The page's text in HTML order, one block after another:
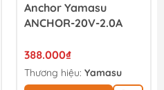
Anchor Yamasu
ANCHOR-20V-2.0A
388.000₫
Thương hiệu: Yamasu